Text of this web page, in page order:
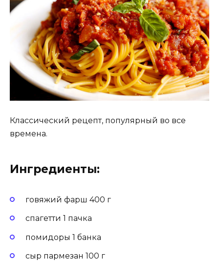
Классический рецепт, популярный во все
времена.
Ингредиенты:
говяжий фарш 400 г
спагетти 1 пачка
помидоры 1 банка
сыр пармезан 100 г